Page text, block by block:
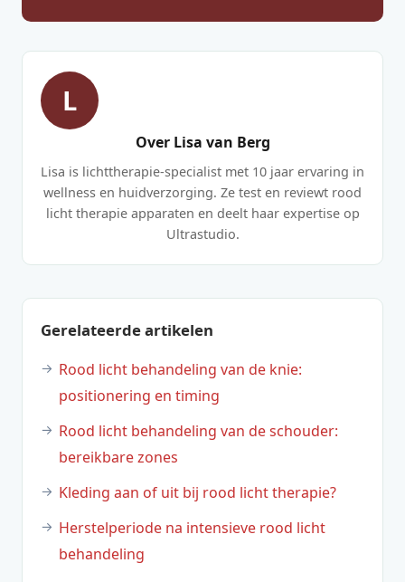
L
Over Lisa van Berg
Lisa is lichttherapie-specialist met 10 jaar ervaring in
wellness en huidverzorging. Ze test en reviewt rood
licht therapie apparaten en deelt haar expertise op
Ultrastudio.
Gerelateerde artikelen
Rood licht behandeling van de knie:
positionering en timing
Rood licht behandeling van de schouder:
bereikbare zones
Kleding aan of uit bij rood licht therapie?
Herstelperiode na intensieve rood licht
behandeling